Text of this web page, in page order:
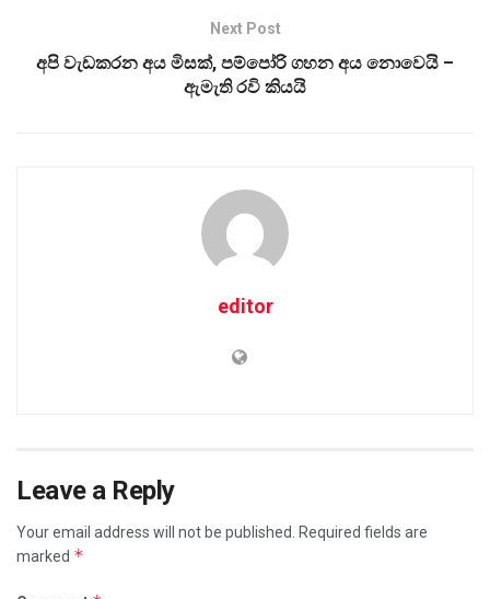
Next Post
අපි වැඩකරන අය මිසක්, පම්පෝරි ගහන අය නොවෙයි –
ඇමැති රවි කියයි
editor
Leave a Reply
Your email address will not be published.
Required fields are
marked *